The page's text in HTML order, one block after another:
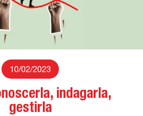
10/02/2023
indagarla,
gestirla